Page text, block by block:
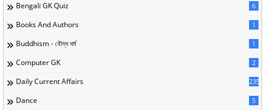
Bengali GK Quiz 6
Books And Authors 1
Buddhism - বৌদ্ধ ধর্ম 1
Computer GK 2
Daily Current Affairs 235
Dance 5